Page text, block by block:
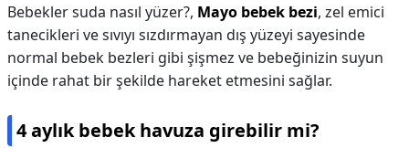
Bebekler suda nasıl yüzer?, Mayo bebek bezi, zel emici
tanecikleri ve sıvıyı sızdırmayan dış yüzeyi sayesinde
normal bebek bezleri gibi şişmez ve bebeğinizin suyun
içinde rahat bir şekilde hareket etmesini sağlar.
4 aylık bebek havuza girebilir mi?